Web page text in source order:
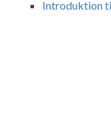
Introduktion